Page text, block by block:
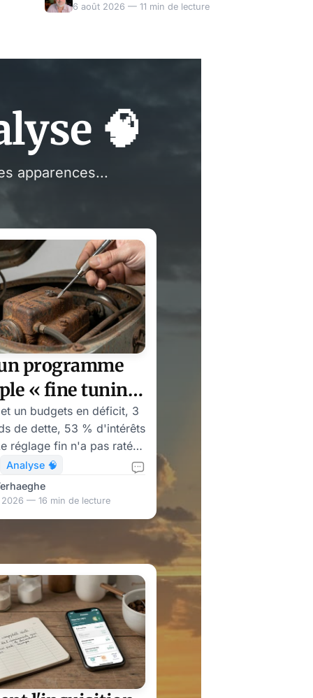
6 août 2026 — 11 min de lecture
🧠
apparences...
programme
« fine tuning
économique
il à relever la
un budgets en déficit, 3
de dette, 53 % d'intérêts
réglage fin n'a pas raté la
: il est la
Analyse 🧠
— 16 min de lecture